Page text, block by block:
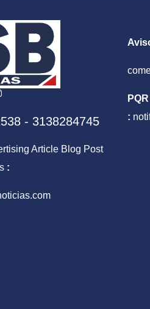
- 3138284745
Article Blog Post
:
: